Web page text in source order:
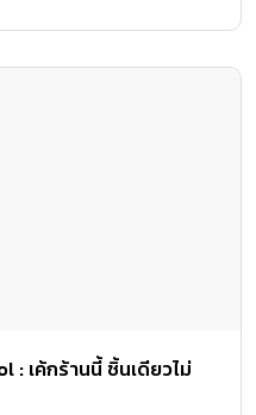
: เค้กร้านนี้ ชิ้นเดียวไม่